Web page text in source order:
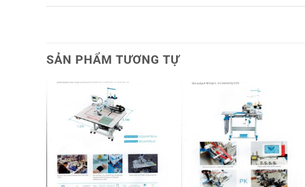
SẢN PHẨM TƯƠNG TỰ